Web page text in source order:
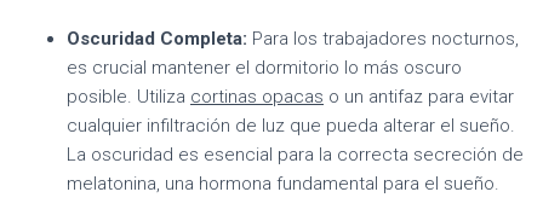
Oscuridad Completa: Para los trabajadores nocturnos,
es crucial mantener el dormitorio lo más oscuro
posible. Utiliza cortinas opacas o un antifaz para evitar
cualquier infiltración de luz que pueda alterar el sueño.
La oscuridad es esencial para la correcta secreción de
melatonina, una hormona fundamental para el sueño.